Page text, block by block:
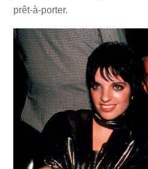
prêt-à-porter.